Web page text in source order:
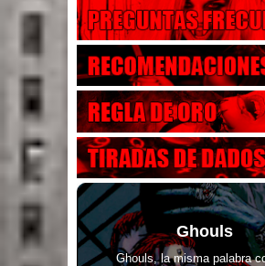
Ghouls
Ghouls, la misma palabra